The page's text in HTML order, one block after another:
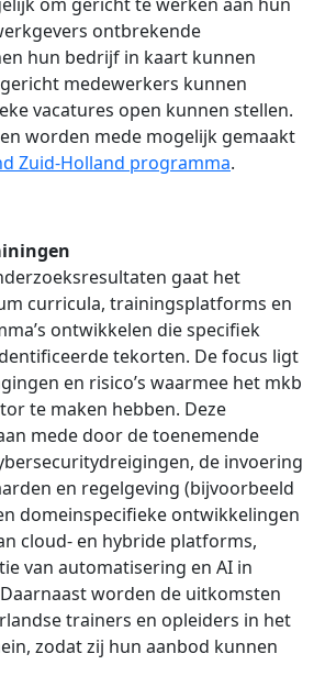
ontbrekende
hun bedrijf in kaart kunnen
medewerkers kunnen
vacatures open kunnen stellen.
worden mede mogelijk gemaakt
Zuid-Holland programma.
gaat het
curricula, trainingsplatforms en
ontwikkelen die specifiek
tekorten. De focus ligt
en risico’s waarmee het mkb
te maken hebben. Deze
mede door de toenemende
de invoering
en regelgeving (bijvoorbeeld
en domeinspecifieke ontwikkelingen
cloud- en hybride platforms,
van automatisering en AI in
worden de uitkomsten
trainers en opleiders in het
zodat zij hun aanbod kunnen